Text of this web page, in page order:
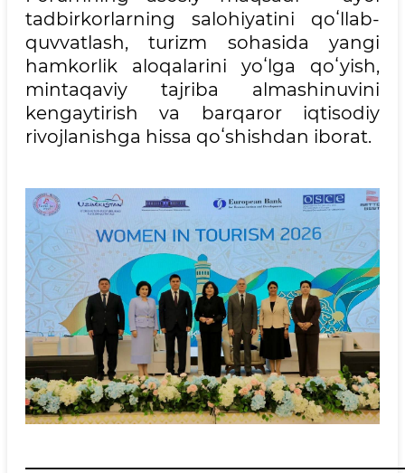
tadbirkorlarning salohiyatini qoʻllab-
quvvatlash, turizm sohasida yangi
hamkorlik aloqalarini yoʻlga qoʻyish,
mintaqaviy tajriba almashinuvini
kengaytirish va barqaror iqtisodiy
rivojlanishga hissa qoʻshishdan iborat.